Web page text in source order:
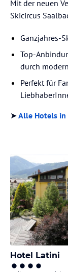
Mit der neuen
Skicircus
Ganzjahres-
Top-
durch
Perfekt für
➤Alle Hotels in
Hotel Latini